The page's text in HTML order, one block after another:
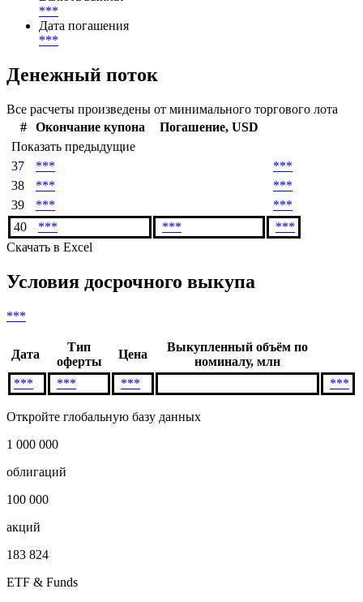
***
Дата погашения
***
Денежный поток
Все расчеты произведены от минимального торгового лота
#
Окончание купона
Погашение, USD
Показать предыдущие
37
***
***
38
***
***
39
***
***
40
*** ***
***
Скачать в Excel
Условия досрочного выкупа
***
Дата
Тип
оферты
Цена
Выкупленный объём по
номиналу, млн
***
*** *** ***
Откройте глобальную базу данных
1 000 000
облигаций
100 000
акций
183 824
ETF & Funds